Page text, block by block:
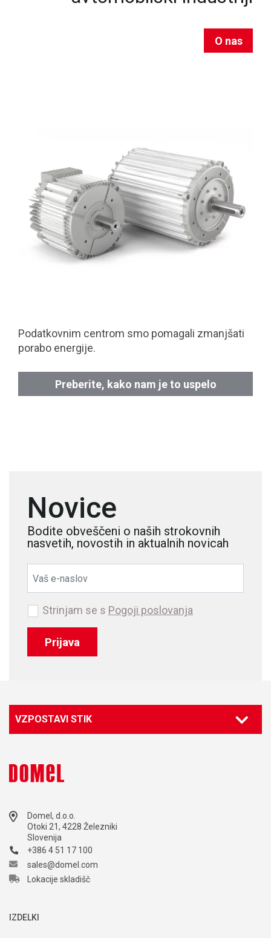
O nas
Podatkovnim centrom smo pomagali zmanjšati
porabo energije.
Preberite, kako nam je to uspelo
Novice
Bodite obveščeni o naših strokovnih
nasvetih, novostih in aktualnih novicah
Prijava
Strinjam se s Pogoji poslovanja
VZPOSTAVI STIK
Domel, d.o.o.
Otoki 21, 4228 Železniki
Slovenija
+386 4 51 17 100
sales@domel.com
Lokacije skladišč
IZDELKI